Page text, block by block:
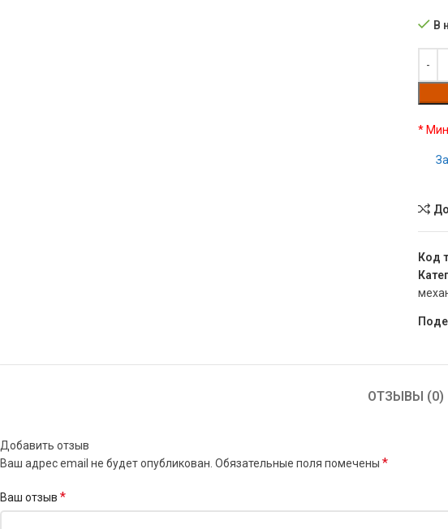
В
*
Код
ОТЗЫВЫ (0)
Добавить отзыв
Ваш адрес email не будет опубликован. Обязательные поля помечены *
Ваш отзыв *